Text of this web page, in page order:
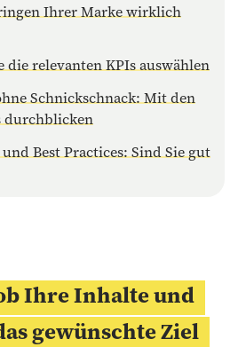
Ihrer Marke wirklich
die relevanten KPIs auswählen
Schnickschnack: Mit den
durchblicken
Best Practices: Sind Sie gut
Ihre Inhalte und
gewünschte Ziel